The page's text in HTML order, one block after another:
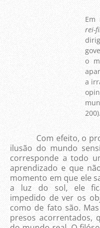
Em
rei-
o
a
200).
Com efeito, o
ilusão do mundo
corresponde a todo
aprendizado e que
momento em que ele
a luz do sol, ele
impedido de ver os
como de fato são.
presos acorrentados,